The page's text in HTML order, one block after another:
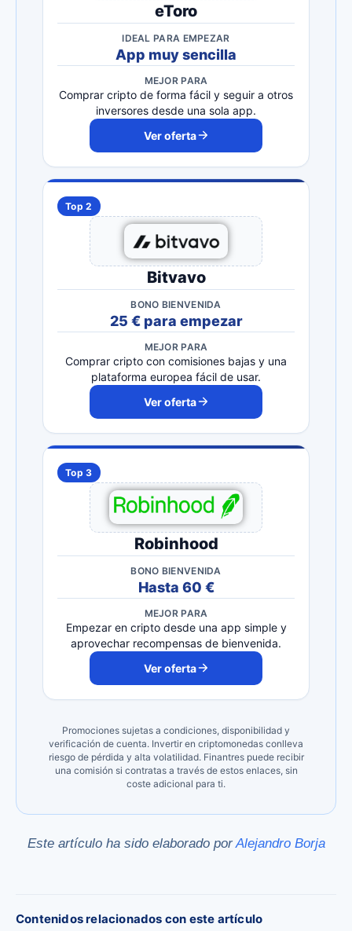
eToro
IDEAL PARA EMPEZAR
App muy sencilla
MEJOR PARA
Comprar cripto de forma fácil y seguir a otros
inversores desde una sola app.
Ver oferta
Top 2
Bitvavo
BONO BIENVENIDA
25 € para empezar
MEJOR PARA
Comprar cripto con comisiones bajas y una
plataforma europea fácil de usar.
Ver oferta
Top 3
Robinhood
BONO BIENVENIDA
Hasta 60 €
MEJOR PARA
Empezar en cripto desde una app simple y
aprovechar recompensas de bienvenida.
Ver oferta
Promociones sujetas a condiciones, disponibilidad y
verificación de cuenta. Invertir en criptomonedas conlleva
riesgo de pérdida y alta volatilidad. Finantres puede recibir
una comisión si contratas a través de estos enlaces, sin
coste adicional para ti.
Este artículo ha sido elaborado por Alejandro Borja
Contenidos relacionados con este artículo